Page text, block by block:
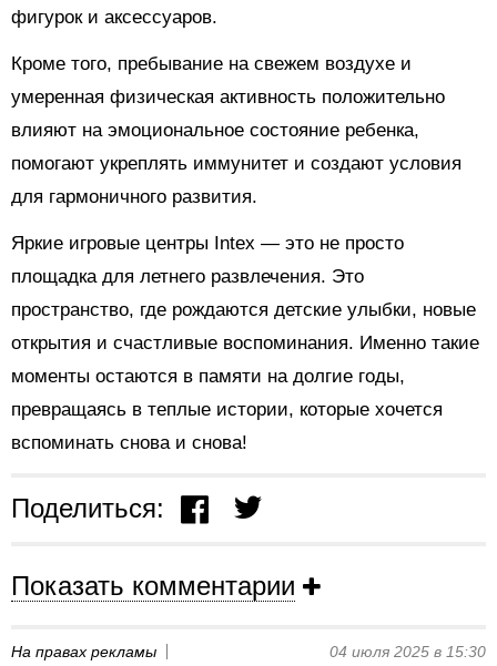
фигурок и аксессуаров.
Кроме того, пребывание на свежем воздухе и
умеренная физическая активность положительно
влияют на эмоциональное состояние ребенка,
помогают укреплять иммунитет и создают условия
для гармоничного развития.
Яркие игровые центры Intex — это не просто
площадка для летнего развлечения. Это
пространство, где рождаются детские улыбки, новые
открытия и счастливые воспоминания. Именно такие
моменты остаются в памяти на долгие годы,
превращаясь в теплые истории, которые хочется
вспоминать снова и снова!
Поделиться:
Показать комментарии
На правах рекламы 04 июля 2025 в 15:30